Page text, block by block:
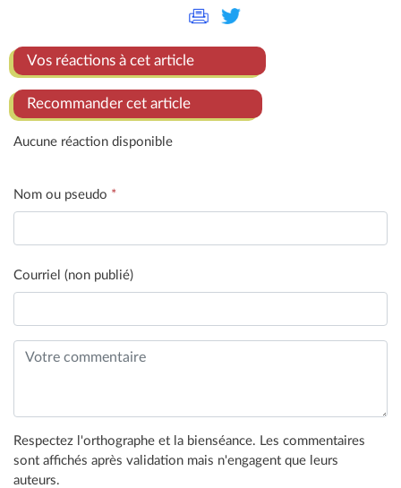
Vos réactions à cet article
Recommander cet article
Aucune réaction disponible
Nom ou pseudo *
Courriel (non publié)
Respectez l'orthographe et la bienséance. Les commentaires
sont affichés après validation mais n'engagent que leurs
auteurs.